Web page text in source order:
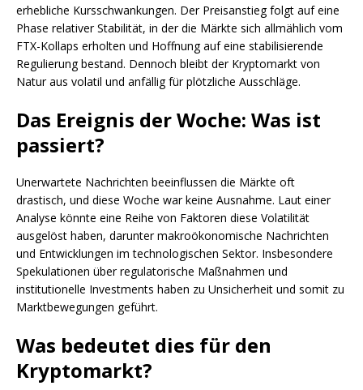
erhebliche Kursschwankungen. Der Preisanstieg folgt auf eine
Phase relativer Stabilität, in der die Märkte sich allmählich vom
FTX-Kollaps erholten und Hoffnung auf eine stabilisierende
Regulierung bestand. Dennoch bleibt der Kryptomarkt von
Natur aus volatil und anfällig für plötzliche Ausschläge.
Das Ereignis der Woche: Was ist
passiert?
Unerwartete Nachrichten beeinflussen die Märkte oft
drastisch, und diese Woche war keine Ausnahme. Laut einer
Analyse könnte eine Reihe von Faktoren diese Volatilität
ausgelöst haben, darunter makroökonomische Nachrichten
und Entwicklungen im technologischen Sektor. Insbesondere
Spekulationen über regulatorische Maßnahmen und
institutionelle Investments haben zu Unsicherheit und somit zu
Marktbewegungen geführt.
Was bedeutet dies für den
Kryptomarkt?